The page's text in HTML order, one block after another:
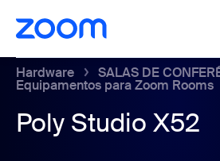
principal
chat de ajuda
Hardware SALAS DE
Equipamentos para Zoom Rooms
Poly Studio X52